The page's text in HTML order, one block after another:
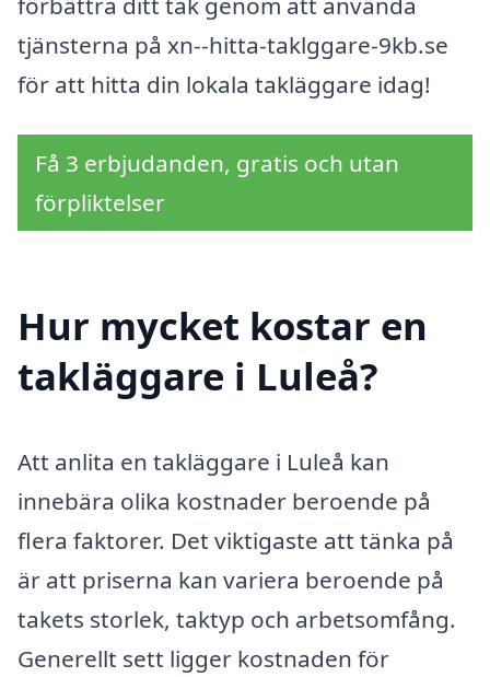
tjänsterna på xn--hitta-taklggare-9kb.se
för att hitta din lokala takläggare idag!
Få 3 erbjudanden, gratis och utan
förpliktelser
Hur mycket kostar en
takläggare i Luleå?
Att anlita en takläggare i Luleå kan
innebära olika kostnader beroende på
flera faktorer. Det viktigaste att tänka på
är att priserna kan variera beroende på
takets storlek, taktyp och arbetsomfång.
Generellt sett ligger kostnaden för